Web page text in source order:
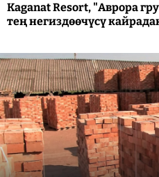
Kaganat Resort, "Аврора
тең негиздөөчүсү